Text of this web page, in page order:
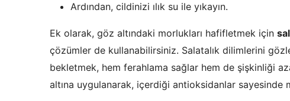
Ardından, cildinizi ılık su ile yıkayın.
Ek olarak, göz altındaki morlukları hafifletmek için
çözümler de kullanabilirsiniz. Salatalık dilimlerini
bekletmek, hem ferahlama sağlar hem de şişkinliği
altına uygulanarak, içerdiği antioksidanlar sayesinde